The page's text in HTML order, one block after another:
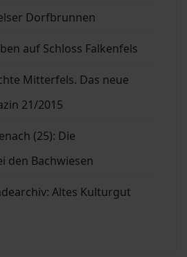
Dorfbrunnen
auf Schloss Falkenfels
Mitterfels. Das neue
21/2015
(25): Die
den Bachwiesen
Altes Kulturgut